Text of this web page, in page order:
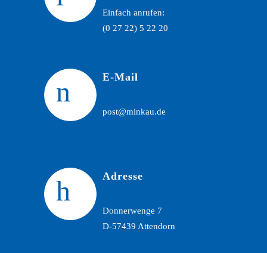
Einfach anrufen:
(0 27 22) 5 22 20
E-Mail
post@minkau.de
Adresse
Donnerwenge 7
D-57439 Attendorn